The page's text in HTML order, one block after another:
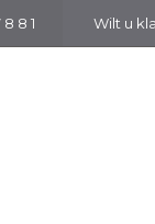
8 8 1 Wilt u